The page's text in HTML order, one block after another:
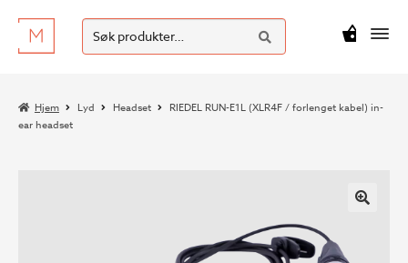
Hopp
til
Hopp
til
Søk
etter:
SØK
kr0
Hjem Lyd Headset
RIEDEL RUN-E1L (XLR4F / forlenget kabel) in-
ear headset